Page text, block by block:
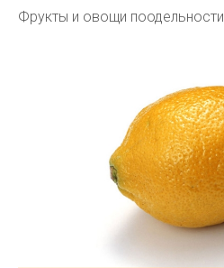
Фрукты и овощи поодельности